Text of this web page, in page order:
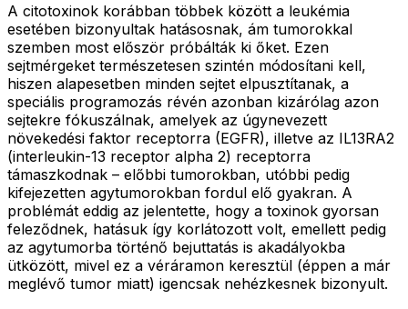
A citotoxinok korábban többek között a leukémia
esetében bizonyultak hatásosnak, ám tumorokkal
szemben most először próbálták ki őket. Ezen
sejtmérgeket természetesen szintén módosítani kell,
hiszen alapesetben minden sejtet elpusztítanak, a
speciális programozás révén azonban kizárólag azon
sejtekre fókuszálnak, amelyek az úgynevezett
növekedési faktor receptorra (EGFR), illetve az IL13RA2
(interleukin-13 receptor alpha 2) receptorra
támaszkodnak – előbbi tumorokban, utóbbi pedig
kifejezetten agytumorokban fordul elő gyakran. A
problémát eddig az jelentette, hogy a toxinok gyorsan
feleződnek, hatásuk így korlátozott volt, emellett pedig
az agytumorba történő bejuttatás is akadályokba
ütközött, mivel ez a véráramon keresztül (éppen a már
meglévő tumor miatt) igencsak nehézkesnek bizonyult.